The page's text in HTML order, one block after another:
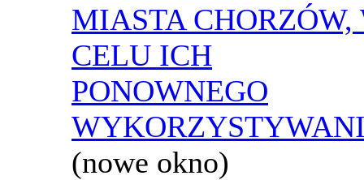
MIASTA CHORZÓW,
CELU ICH
PONOWNEGO
(nowe okno)